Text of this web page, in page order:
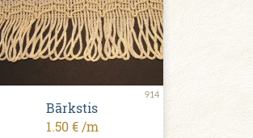
914
Bārkstis
1.50 € /m